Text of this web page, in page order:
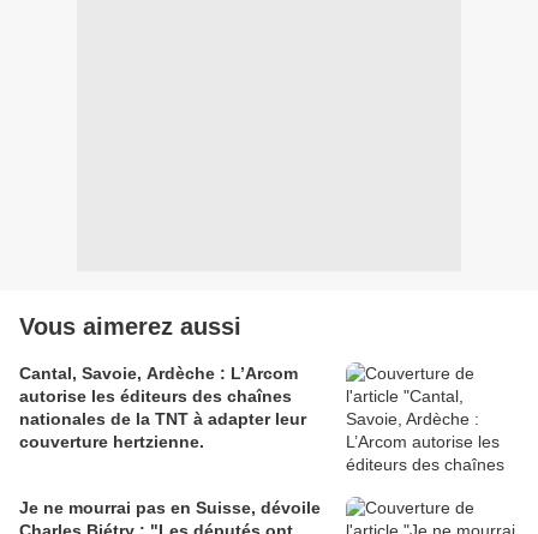
Vous aimerez aussi
Cantal, Savoie, Ardèche : L’Arcom
autorise les éditeurs des chaînes
nationales de la TNT à adapter leur
couverture hertzienne.
Je ne mourrai pas en Suisse, dévoile